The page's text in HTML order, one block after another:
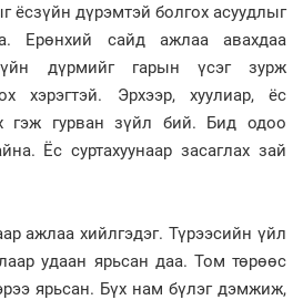
ёсзүйн дүрэмтэй болгох асуудлыг
Ерөнхий сайд ажлаа авахдаа
дүрмийг гарын үсэг зурж
хэрэгтэй. Эрхээр, хуулиар, ёс
гэж гурван зүйл бий. Бид одоо
Ёс суртахуунаар засаглах зай
ажлаа хийлгэдэг. Түрээсийн үйл
удаан ярьсан даа. Том төрөөс
ярьсан. Бүх нам бүлэг дэмжиж,